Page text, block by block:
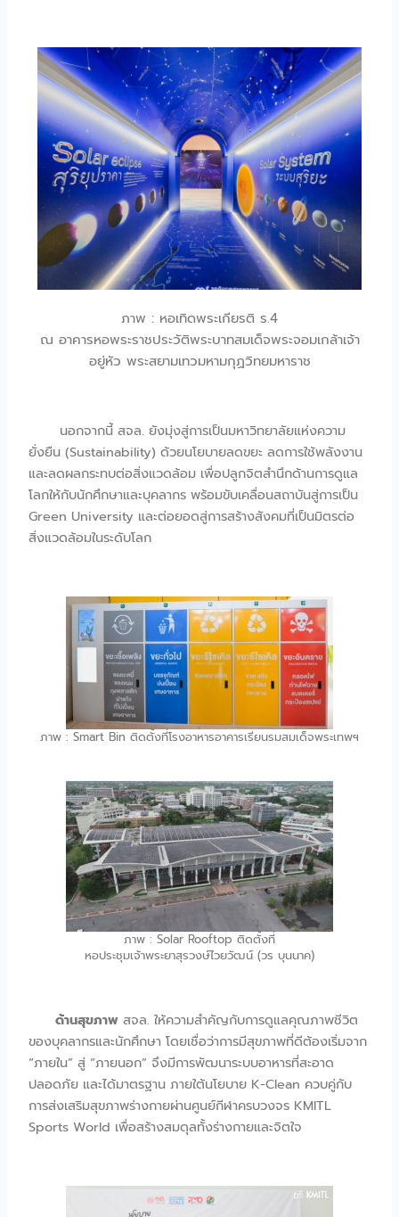
ภาพ : หอเทิดพระเกียรติ ร.4
ณ อาคารหอพระราชประวัติพระบาทสมเด็จพระจอมเกล้าเจ้า
อยู่หัว พระสยามเทวมหามกุฏวิทยมหาราช
นอกจากนี้ สจล. ยังมุ่งสู่การเป็นมหาวิทยาลัยแห่งความ
ยั่งยืน (Sustainability) ด้วยนโยบายลดขยะ ลดการใช้พลังงาน
และลดผลกระทบต่อสิ่งแวดล้อม เพื่อปลูกจิตสำนึกด้านการดูแล
โลกให้กับนักศึกษาและบุคลากร พร้อมขับเคลื่อนสถาบันสู่การเป็น
Green University และต่อยอดสู่การสร้างสังคมที่เป็นมิตรต่อ
สิ่งแวดล้อมในระดับโลก
ภาพ : Smart Bin ติดตั้งที่โรงอาหารอาคารเรียนรมสมเด็จพระเทพฯ
ภาพ : Solar Rooftop ติดตั้งที่
หอประชุมเจ้าพระยาสุรวงษ์ไวยวัฒน์ (วร บุนนาค)
ด้านสุขภาพ สจล. ให้ความสำคัญกับการดูแลคุณภาพชีวิต
ของบุคลากรและนักศึกษา โดยเชื่อว่าการมีสุขภาพที่ดีต้องเริ่มจาก
“ภายใน” สู่ “ภายนอก” จึงมีการพัฒนาระบบอาหารที่สะอาด
ปลอดภัย และได้มาตรฐาน ภายใต้นโยบาย K-Clean ควบคู่กับ
การส่งเสริมสุขภาพร่างกายผ่านศูนย์กีฬาครบวงจร KMITL
Sports World เพื่อสร้างสมดุลทั้งร่างกายและจิตใจ